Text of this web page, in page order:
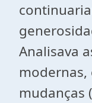
Analisava
modernas,
mudanças